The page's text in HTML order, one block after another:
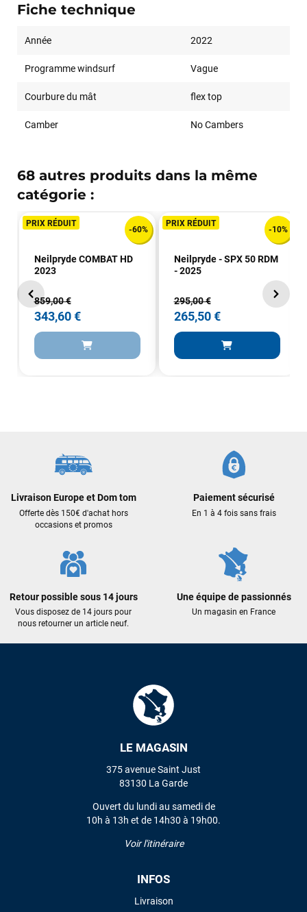
Fiche technique
Année 2022
Programme windsurf Vague
Courbure du mât flex top
Camber No Cambers
68 autres produits dans la même
catégorie :
PRIX RÉDUIT
-60%
Neilpryde COMBAT HD
2023
859,00 €
343,60 €
PRIX RÉDUIT
-10%
Neilpryde - SPX 50 RDM
- 2025
295,00 €
265,50 €
Livraison Europe et Dom tom
Offerte dès 150€ d'achat hors
occasions et promos
Paiement sécurisé
En 1 à 4 fois sans frais
Retour possible sous 14 jours
Vous disposez de 14 jours pour
nous retourner un article neuf.
Une équipe de passionnés
Un magasin en France
LE MAGASIN
375 avenue Saint Just
83130 La Garde
Ouvert du lundi au samedi de
10h à 13h et de 14h30 à 19h00.
Voir l'itinéraire
INFOS
Livraison
Frédéric sternheim
il y a 2 semaines
Des conseils (par téléphone), du matos d'occasion de bonne
Excellent conseil excellent prix et en plus super sympas. Merci
encore pour cette severne dyno !
Maronui RICHMOND
il y a 2 mois
L'envoi a été rapide. La voile est arrivée en super état.
Mauruuru roa.
VOIR TOUS LES AVIS